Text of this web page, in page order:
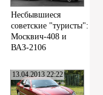
Несбывшиеся
советские "туристы":
Москвич-408 и
ВАЗ-2106
13.04.2013 22:22